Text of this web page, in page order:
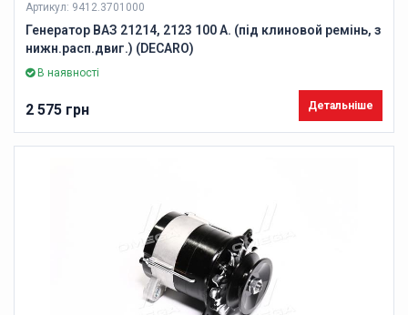
Артикул: 9412.3701000
Генератор ВАЗ 21214, 2123 100 А. (під клиновой ремінь, з
нижн.расп.двиг.) (DECARO)
В наявності
2 575 грн Детальніше